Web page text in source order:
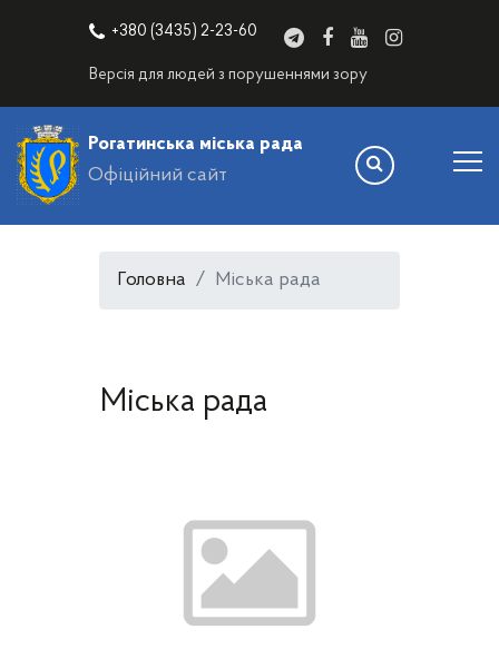
+380 (3435) 2-23-60
Версія для людей з порушеннями зору
Рогатинська міська рада
Офіційний сайт
Головна Міська рада
Міська рада